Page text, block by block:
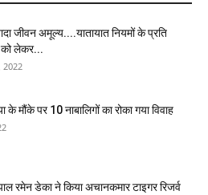
जीवन अमूल्य....यातायात नियमों के प्रति
लेकर...
2022
के मौंके पर 10 नाबालिगों का रोका गया विवाह
रमेन डेका ने किया अचानकमार टाइगर रिजर्व